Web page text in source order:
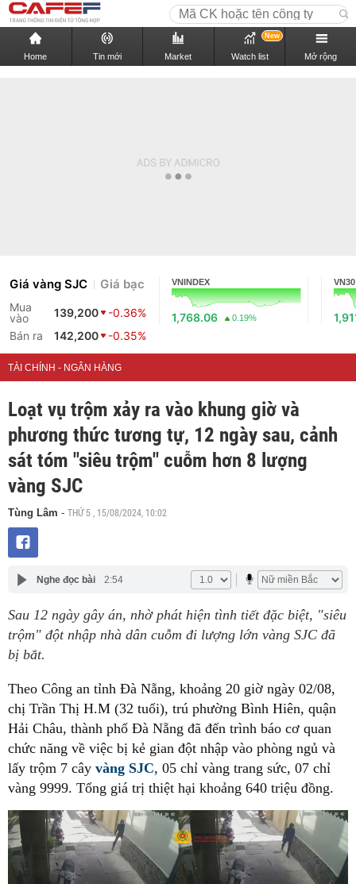
Home Tin mới Market Watch list
New
Mở rộng
Giá vàng SJC Giá bạc
Mua
vào
139,200
-0.36%
Bán ra
142,200 -0.35%
VNINDEX
1,768.06 0.19%
VN30
TÀI CHÍNH - NGÂN HÀNG
Loạt vụ trộm xảy ra vào khung giờ và
phương thức tương tự, 12 ngày sau, cảnh
sát tóm "siêu trộm" cuỗm hơn 8 lượng
vàng SJC
Tùng Lâm - THỨ 5 , 15/08/2024, 10:02
Nghe đọc bài 2:54
Sau 12 ngày gây án, nhờ phát hiện tình tiết đặc biệt, "siêu
trộm" đột nhập nhà dân cuỗm đi lượng lớn vàng SJC đã
bị bắt.
Theo Công an tỉnh Đà Nẵng, khoảng 20 giờ ngày 02/08,
chị Trần Thị H.M (32 tuổi), trú phường Bình Hiên, quận
Hải Châu, thành phố Đà Nẵng đã đến trình báo cơ quan
chức năng về việc bị kẻ gian đột nhập vào phòng ngủ và
lấy trộm 7 cây vàng SJC, 05 chỉ vàng trang sức, 07 chỉ
vàng 9999. Tổng giá trị thiệt hại khoảng 640 triệu đồng.